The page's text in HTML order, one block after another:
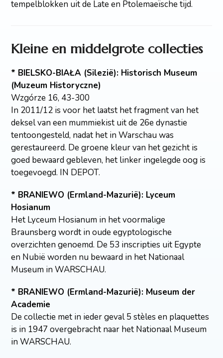
tempelblokken uit de Late en Ptolemaeïsche tijd.
Kleine en middelgrote collecties
* BIELSKO-BIAŁA (Silezië): Historisch Museum
(Muzeum Historyczne)
Wzgórze 16, 43-300
In 2011/12 is voor het laatst het fragment van het
deksel van een mummiekist uit de 26e dynastie
tentoongesteld, nadat het in Warschau was
gerestaureerd. De groene kleur van het gezicht is
goed bewaard gebleven, het linker ingelegde oog is
toegevoegd. IN DEPOT.
* BRANIEWO (Ermland-Mazurië): Lyceum
Hosianum
Het Lyceum Hosianum in het voormalige
Braunsberg wordt in oude egyptologische
overzichten genoemd. De 53 inscripties uit Egypte
en Nubië worden nu bewaard in het Nationaal
Museum in WARSCHAU.
* BRANIEWO (Ermland-Mazurië): Museum der
Academie
De collectie met in ieder geval 5 stèles en plaquettes
is in 1947 overgebracht naar het Nationaal Museum
in WARSCHAU.